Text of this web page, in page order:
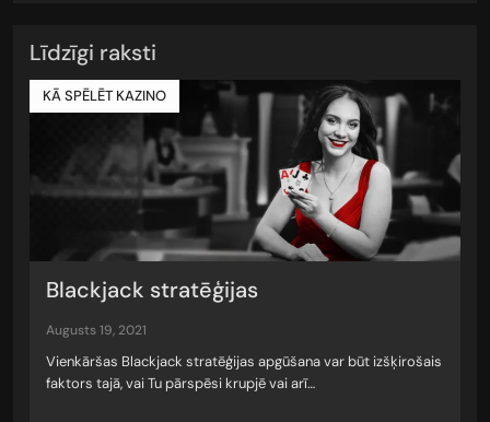
Līdzīgi raksti
KĀ SPĒLĒT KAZINO
Blackjack stratēģijas
augusts 19, 2021
Vienkāršas Blackjack stratēģijas apgūšana var būt izšķirošais
faktors tajā, vai Tu pārspēsi krupjē vai arī…